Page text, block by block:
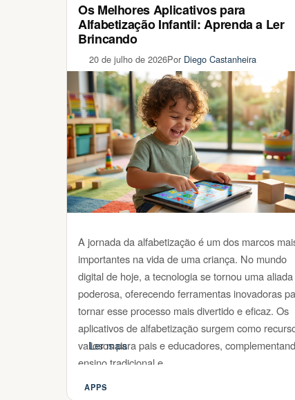
Os Melhores Aplicativos para
Alfabetização Infantil: Aprenda a Ler
Brincando
20 de julho de 2026Por Diego Castanheira
A jornada da alfabetização é um dos marcos
importantes na vida de uma criança. No mundo
digital de hoje, a tecnologia se tornou uma aliada
poderosa, oferecendo ferramentas inovadoras
tornar esse processo mais divertido e eficaz. Os
aplicativos de alfabetização surgem como
valiosos para pais e educadores,
ensino tradicional e …
Ler mais
Categorias
APPS